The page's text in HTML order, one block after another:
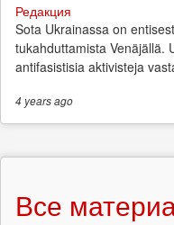
Редакция
Sota Ukrainassa on
tukahduttamista Venäjällä.
antifasistisia aktivisteja
4 yearsago
Все